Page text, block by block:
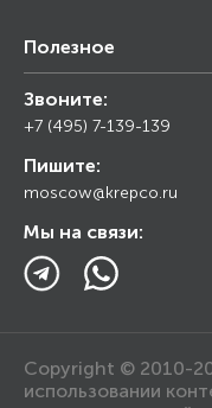
Снабжение строительства
Торговым организациям
Полезное
Калькулятор
Прайс лист
Ответы на вопросы
Блог
Звоните:
+7 (495) 7-139-139
Пишите:
moscow@krepco.ru
Мы на связи:
Copyright © 2010-
использовании